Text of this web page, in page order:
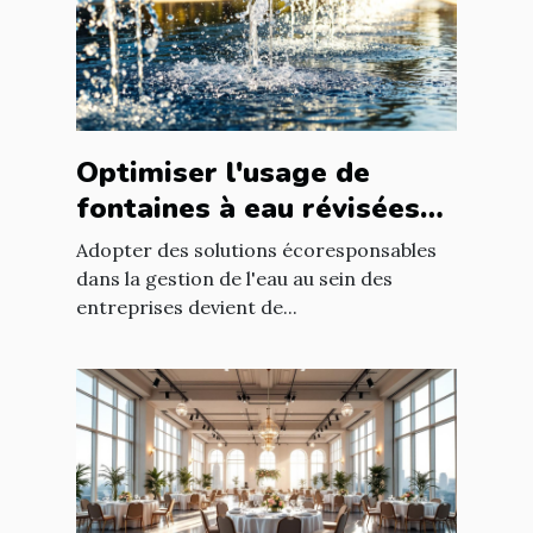
Optimiser l'usage de
fontaines à eau révisées
pour économies durables
Adopter des solutions écoresponsables
dans la gestion de l'eau au sein des
entreprises devient de...